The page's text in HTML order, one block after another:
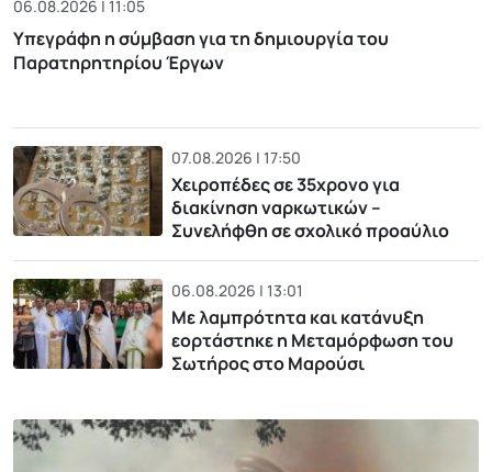
06.08.2026 | 11:05
Υπεγράφη η σύμβαση για τη δημιουργία του
Παρατηρητηρίου Έργων
07.08.2026 | 17:50
Χειροπέδες σε 35χρονο για
διακίνηση ναρκωτικών –
Συνελήφθη σε σχολικό προαύλιο
06.08.2026 | 13:01
Με λαμπρότητα και κατάνυξη
εορτάστηκε η Μεταμόρφωση του
Σωτήρος στο Μαρούσι